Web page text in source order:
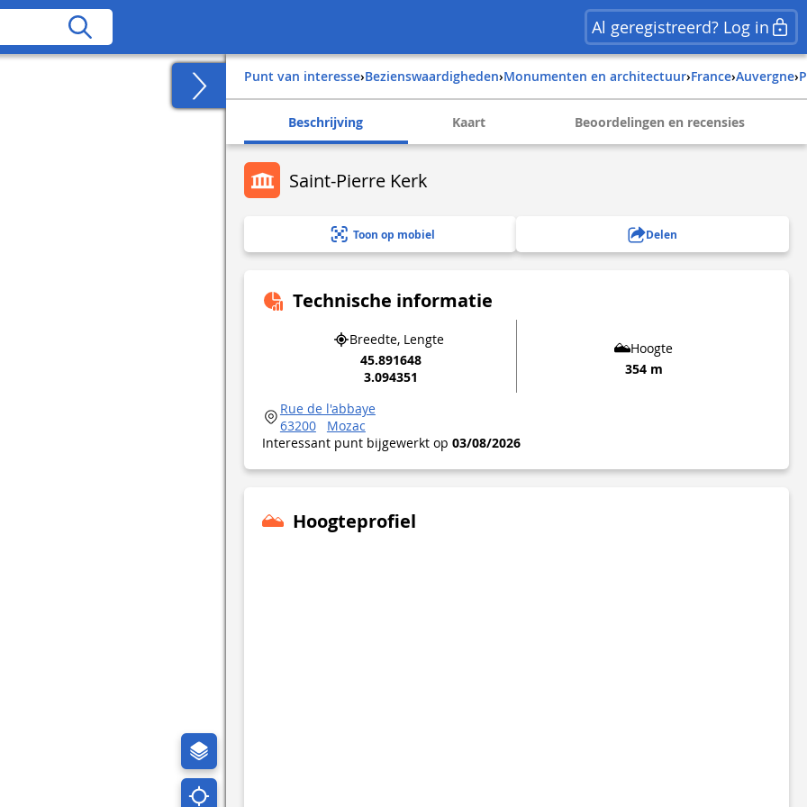
Al geregistreerd? Log in
Punt van interesse› Bezienswaardigheden› Monumenten en architectuur› france› auvergne›
Beschrijving Kaart Beoordelingen en recensies
Saint-Pierre Kerk
Toon op mobiel Delen
Technische informatie
Breedte, Lengte
45.891648
3.094351
Hoogte
354 m
Rue de l'abbaye
63200
Mozac
Interessant punt bijgewerkt op 03/08/2026
Hoogteprofiel